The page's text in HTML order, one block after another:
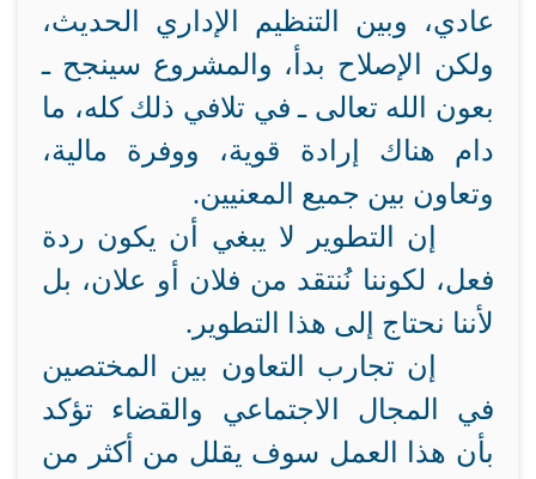
عادي، وبين التنظيم الإداري الحديث،
ولكن الإصلاح بدأ، والمشروع سينجح ـ
بعون الله تعالى ـ في تلافي ذلك كله، ما
دام هناك إرادة قوية، ووفرة مالية،
وتعاون بين جميع المعنيين.
إن التطوير لا يبغي أن يكون ردة
فعل، لكوننا نُنتقد من فلان أو علان، بل
لأننا نحتاج إلى هذا التطوير.
إن تجارب التعاون بين المختصين
في المجال الاجتماعي والقضاء تؤكد
بأن هذا العمل سوف يقلل من أكثر من